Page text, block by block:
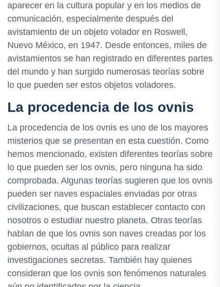
aparecer en la cultura popular y en los medios de
comunicación, especialmente después del
avistamiento de un objeto volador en Roswell,
Nuevo México, en 1947. Desde entonces, miles de
avistamientos se han registrado en diferentes partes
del mundo y han surgido numerosas teorías sobre
lo que pueden ser estos objetos voladores.
La procedencia de los ovnis
La procedencia de los ovnis es uno de los mayores
misterios que se presentan en esta cuestión. Como
hemos mencionado, existen diferentes teorías sobre
lo que pueden ser los ovnis, pero ninguna ha sido
comprobada. Algunas teorías sugieren que los ovnis
pueden ser naves espaciales enviadas por otras
civilizaciones, que buscan establecer contacto con
nosotros o estudiar nuestro planeta. Otras teorías
hablan de que los ovnis son naves creadas por los
gobiernos, ocultas al público para realizar
investigaciones secretas. También hay quienes
consideran que los ovnis son fenómenos naturales